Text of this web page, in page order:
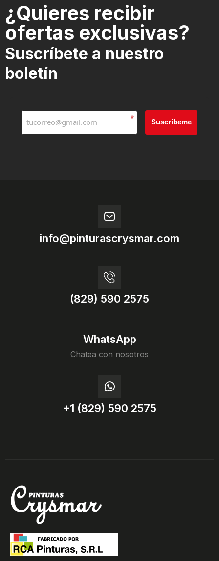
¿Quieres recibir
ofertas exclusivas?
Suscríbete a nuestro
boletín
* Suscríbeme
info@pinturascrysmar.com
(829) 590 2575
WhatsApp
Chatea con nosotros
+1 (829) 590 2575